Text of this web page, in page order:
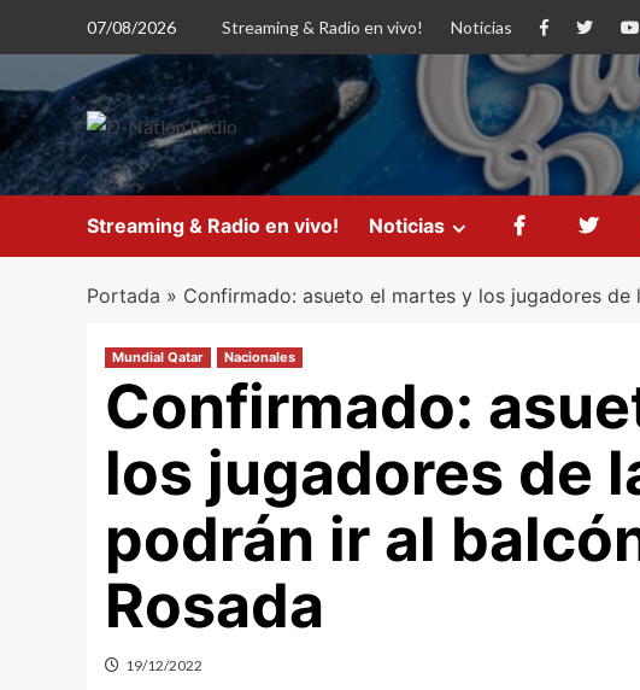
contenido
07/08/2026 Streaming & Radio en vivo! Noticias
Streaming & Radio en vivo! Noticias
Portada » Confirmado: asueto el martes y los jugadores
Mundial Qatar Nacionales
Confirmado:
los jugadores de
podrán ir al
Rosada
19/12/2022